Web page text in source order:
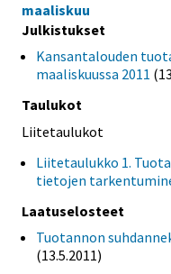
maaliskuu
Julkistukset
Kansantalouden
maaliskuussa 2011
Taulukot
Liitetaulukot
Liitetaulukko 1.
tietojen
Laatuselosteet
Tuotannon
(13.5.2011)